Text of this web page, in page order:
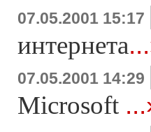
07.05.2001 15:17
интернета
07.05.2001 14:29
Microsoft